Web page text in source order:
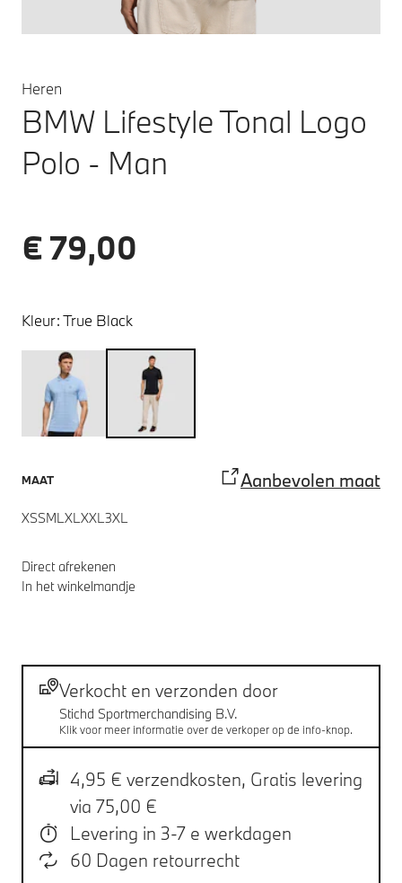
Heren
BMW Lifestyle Tonal Logo
Polo - Man
€ 79,00
Kleur:True Black
MAAT Aanbevolen maat
XSSMLXLXXL3XL
Direct afrekenen
In het winkelmandje
Verzending
Verkocht en verzonden door
Stichd Sportmerchandising B.V.
Klik voor meer informatie over de verkoper op de info-knop.
4,95 € verzendkosten, Gratis levering
via 75,00 €
Levering in 3-7 e werkdagen
60 Dagen retourrecht